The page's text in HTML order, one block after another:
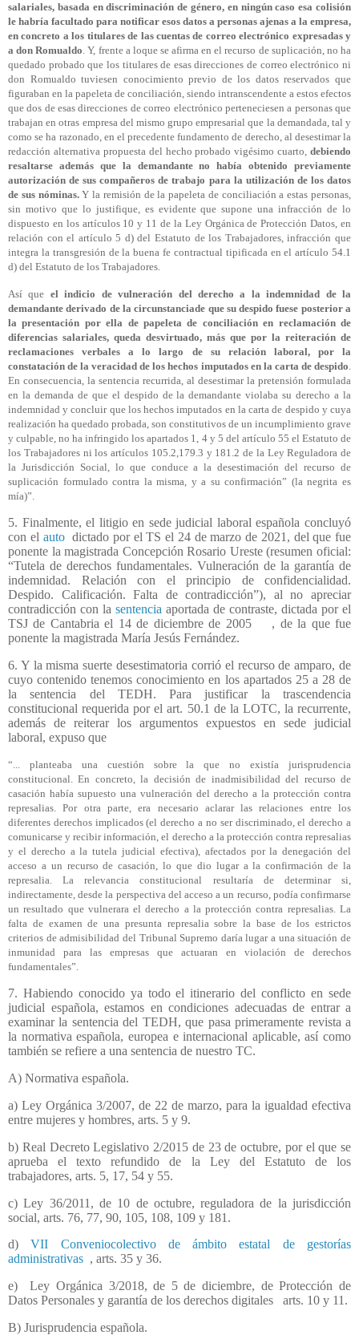
salariales, basada en discriminación de género, en ningún caso esa colisión
le habría facultado para notificar esos datos a personas ajenas a la empresa,
en concreto a los titulares de las cuentas de correo electrónico expresadas y
a don Romualdo. Y, frente a loque se afirma en el recurso de suplicación, no ha
quedado probado que los titulares de esas direcciones de correo electrónico ni
don Romualdo tuviesen conocimiento previo de los datos reservados que
figuraban en la papeleta de conciliación, siendo intranscendente a estos efectos
que dos de esas direcciones de correo electrónico perteneciesen a personas que
trabajan en otras empresa del mismo grupo empresarial que la demandada, tal y
como se ha razonado, en el precedente fundamento de derecho, al desestimar la
redacción alternativa propuesta del hecho probado vigésimo cuarto, debiendo
resaltarse además que la demandante no había obtenido previamente
autorización de sus compañeros de trabajo para la utilización de los datos
de sus nóminas.Y la remisión de la papeleta de conciliación a estas personas,
sin motivo que lo justifique, es evidente que supone una infracción de lo
dispuesto en los artículos 10 y 11 de la Ley Orgánica de Protección Datos, en
relación con el artículo 5 d) del Estatuto de los Trabajadores, infracción que
integra la transgresión de la buena fe contractual tipificada en el artículo 54.1
d) del Estatuto de los Trabajadores.
Así que el indicio de vulneración del derecho a la indemnidad de la
demandante derivado de la circunstanciade que su despido fuese posterior a
la presentación por ella de papeleta de conciliación en reclamación de
diferencias salariales, queda desvirtuado, más que por la reiteración de
reclamaciones verbales a lo largo de su relación laboral, por la
constatación de la veracidad de los hechos imputados en la carta de despido
En consecuencia, la sentencia recurrida, al desestimar la pretensión formulada
en la demanda de que el despido de la demandante violaba su derecho a la
indemnidad y concluir que los hechos imputados en la carta de despido y cuya
realización ha quedado probada, son constitutivos de un incumplimiento grave
y culpable, no ha infringido los apartados 1, 4 y 5 del artículo 55 el Estatuto de
los Trabajadores ni los artículos 105.2,179.3 y 181.2 de la Ley Reguladora de
la Jurisdicción Social, lo que conduce a la desestimación del recurso de
suplicación formulado contra la misma, y a su confirmación” (la negrita es
mía)”.
5. Finalmente, el litigio en sede judicial laboral española concluyó
con el auto dictado por el TS el 24 de marzo de 2021, del que fue
ponente la magistrada Concepción Rosario Ureste (resumen oficial:
“Tutela de derechos fundamentales. Vulneración de la garantía de
indemnidad. Relación con el principio de confidencialidad.
Despido. Calificación. Falta de contradicción”), al no apreciar
contradicción con la sentencia aportada de contraste, dictada por el
TSJ de Cantabria el 14 de diciembre de 2005
, de la que fue
ponente la magistrada María Jesús Fernández.
6. Y la misma suerte desestimatoria corrió el recurso de amparo, de
cuyo contenido tenemos conocimiento en los apartados 25 a 28 de
la sentencia del TEDH. Para justificar la trascendencia
constitucional requerida por el art. 50.1 de la LOTC, la recurrente,
además de reiterar los argumentos expuestos en sede judicial
laboral, expuso que
“... planteaba una cuestión sobre la que no existía jurisprudencia
constitucional. En concreto, la decisión de inadmisibilidad del recurso de
casación había supuesto una vulneración del derecho a la protección contra
represalias. Por otra parte, era necesario aclarar las relaciones entre los
diferentes derechos implicados (el derecho a no ser discriminado, el derecho a
comunicarse y recibir información, el derecho a la protección contra represalias
y el derecho a la tutela judicial efectiva), afectados por la denegación del
acceso a un recurso de casación, lo que dio lugar a la confirmación de la
represalia. La relevancia constitucional resultaría de determinar si,
indirectamente, desde la perspectiva del acceso a un recurso, podía confirmarse
un resultado que vulnerara el derecho a la protección contra represalias. La
falta de examen de una presunta represalia sobre la base de los estrictos
criterios de admisibilidad del Tribunal Supremo daría lugar a una situación de
inmunidad para las empresas que actuaran en violación de derechos
fundamentales”.
7. Habiendo conocido ya todo el itinerario del conflicto en sede
judicial española, estamos en condiciones adecuadas de entrar a
examinar la sentencia del TEDH, que pasa primeramente revista a
la normativa española, europea e internacional aplicable, así como
también se refiere a una sentencia de nuestro TC.
A) Normativa española.
a) Ley Orgánica 3/2007, de 22 de marzo, para la igualdad efectiva
entre mujeres y hombres, arts. 5 y 9.
b) Real Decreto Legislativo 2/2015 de 23 de octubre, por el que se
aprueba el texto refundido de la Ley del Estatuto de los
trabajadores, arts. 5, 17, 54 y 55.
c) Ley 36/2011, de 10 de octubre, reguladora de la jurisdicción
social, arts. 76, 77, 90, 105, 108, 109 y 181.
d)VII Conveniocolectivo de ámbito estatal de gestorías
administrativas , arts. 35 y 36.
e)
Ley Orgánica 3/2018, de 5 de diciembre, de Protección de
Datos Personales y garantía de los derechos digitales
arts. 10 y 11.
B) Jurisprudencia española.